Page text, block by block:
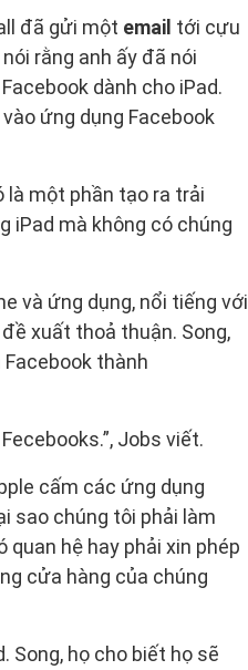
đã gửi một email tới cựu
rằng anh ấy đã nói
dành cho iPad.
ứng dụng Facebook
là một phần tạo ra trải
iPad mà không có chúng
và ứng dụng, nổi tiếng với
xuất thoả thuận. Song,
thành
Jobs viết.
cấm các ứng dụng
sao chúng tôi phải làm
hệ hay phải xin phép
cửa hàng của chúng
Song, họ cho biết họ sẽ